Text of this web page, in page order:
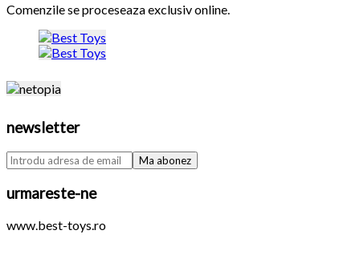
Comenzile se proceseaza exclusiv online.
newsletter
urmareste-ne
www.best-toys.ro